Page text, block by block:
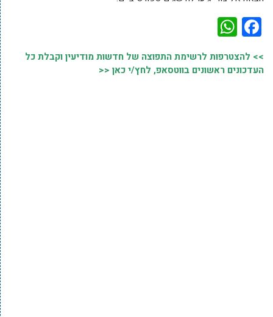
Facebook
>> להצטרפות לרשימת התפוצה של חדשות מודיעין וקבלת כל
העדכונים ראשונים בווטסאפ, לחץ/י כאן <<